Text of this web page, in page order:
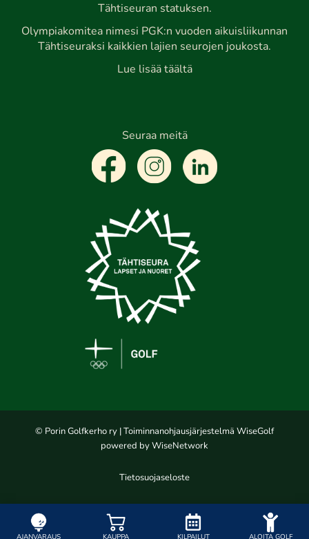
AJANVARAUS KAUPPA KILPAILUT ALOITA GOLF
Tähtiseuran statuksen.
Olympiakomitea nimesi PGK:n vuoden aikuisliikunnan
Tähtiseuraksi kaikkien lajien seurojen joukosta.
Lue lisää täältä
Seuraa meitä
© Porin Golfkerho ry | Toiminnanohjausjärjestelmä WiseGolf
powered by WiseNetwork
Tietosuojaseloste